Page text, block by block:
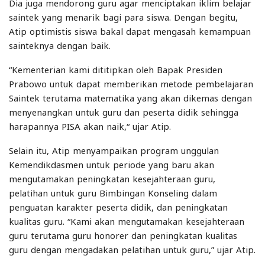
saintek yang menarik bagi para siswa. Dengan begitu,
Atip optimistis siswa bakal dapat mengasah kemampuan
sainteknya dengan baik.
“Kementerian kami dititipkan oleh Bapak Presiden
Prabowo untuk dapat memberikan metode pembelajaran
Saintek terutama matematika yang akan dikemas dengan
menyenangkan untuk guru dan peserta didik sehingga
harapannya PISA akan naik,“ ujar Atip.
Selain itu, Atip menyampaikan program unggulan
Kemendikdasmen untuk periode yang baru akan
mengutamakan peningkatan kesejahteraan guru,
pelatihan untuk guru Bimbingan Konseling dalam
penguatan karakter peserta didik, dan peningkatan
kualitas guru. “Kami akan mengutamakan kesejahteraan
guru terutama guru honorer dan peningkatan kualitas
guru dengan mengadakan pelatihan untuk guru,” ujar Atip.